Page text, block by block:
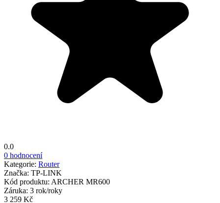
0.0
0 hodnocení
Kategorie: Router
Značka: TP-LINK
Kód produktu: ARCHER MR600
Záruka: 3 rok/roky
3 259 Kč